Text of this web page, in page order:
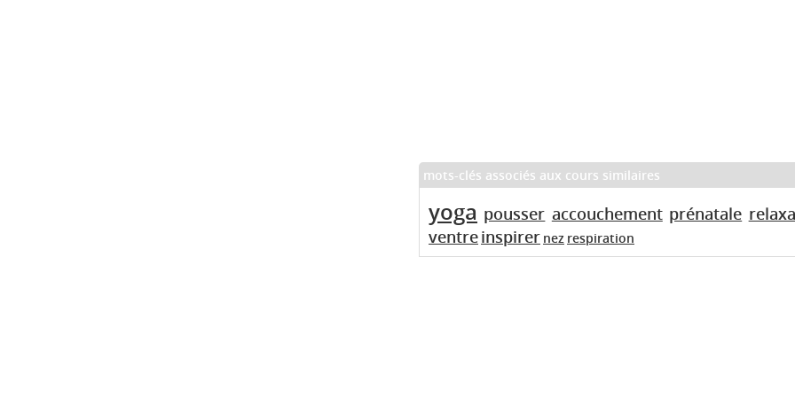
mots-clés associés aux cours similaires
yoga pousser accouchement prénatale
ventreinspirer nez respiration